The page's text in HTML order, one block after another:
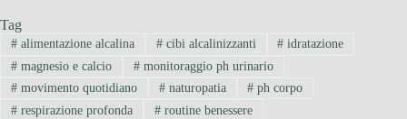
Tag
#alimentazione alcalina #cibi alcalinizzanti # idratazione
#magnesio e calcio #monitoraggio ph urinario
#movimento quotidiano #naturopatia # ph corpo
#respirazione profonda #routine benessere